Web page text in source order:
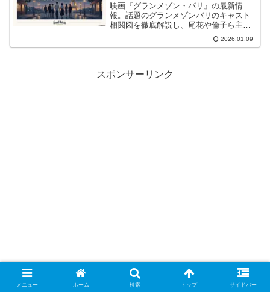
映画『グランメゾン・パリ』の最新情
報。話題のグランメゾンパリのキャスト
相関図を徹底解説し、尾花や倫子ら主要
メンバーの変化やオク・テギョン、正門
良規ら新キャストの役どころを深掘り。
決定版と言える充実の内容です。
2026.01.09
スポンサーリンク
メニュー ホーム 検索 トップ サイドバー